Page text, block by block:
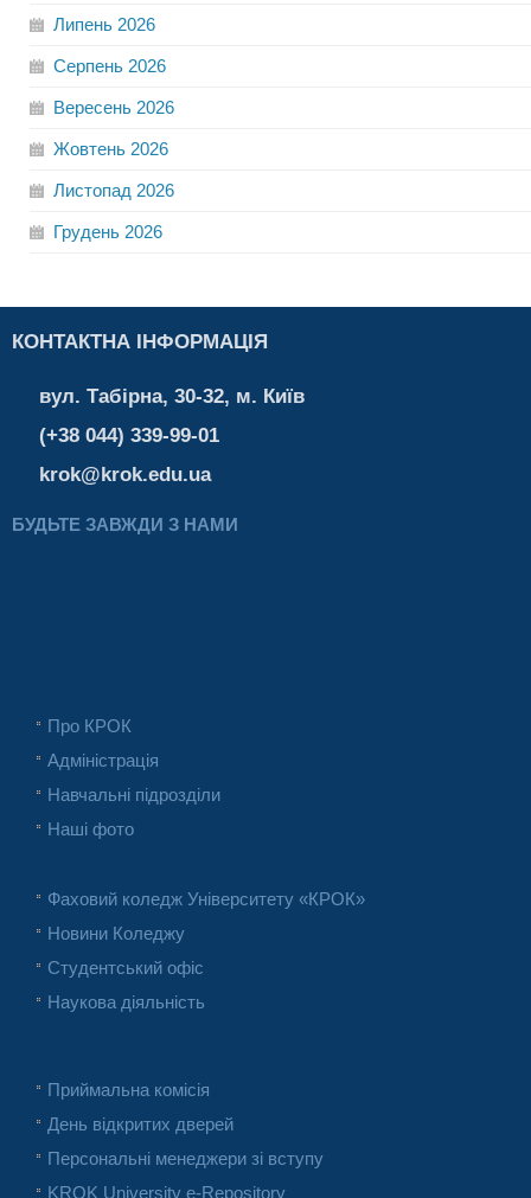
Липень 2026
Серпень 2026
Вересень 2026
Жовтень 2026
Листопад 2026
Грудень 2026
КОНТАКТНА ІНФОРМАЦІЯ
вул. Табірна, 30-32, м. Київ
(+38 044) 339-99-01
krok@krok.edu.ua
БУДЬТЕ ЗАВЖДИ З НАМИ
Про КРОК
Адміністрація
Навчальні підрозділи
Наші фото
Фаховий коледж Університету «КРОК»
Новини Коледжу
Студентський офіс
Наукова діяльність
Приймальна комісія
День відкритих дверей
Персональні менеджери зі вступу
KROK University e-Repository